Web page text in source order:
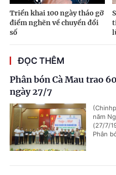
Triển khai 100 ngày tháo gỡ
điểm nghẽn về chuyển đổi
số
ĐỌC THÊM
Phân bón Cà Mau trao
ngày 27/7
năm
(27/7/
Phân